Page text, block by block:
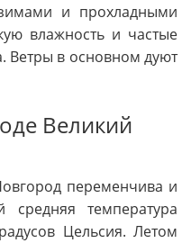
и прохладными
влажность и частые
Ветры в основном дуют
Великий
переменчива и
температура
Цельсия. Летом